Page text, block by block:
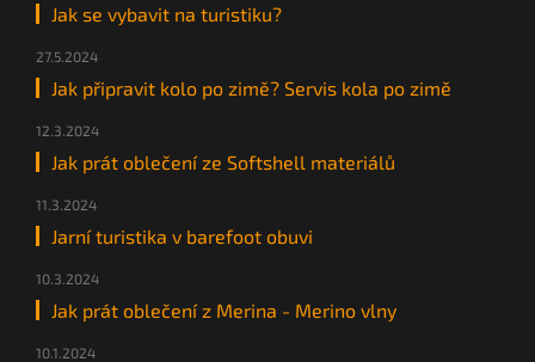
Jak se vybavit na turistiku?
27.5.2024
Jak připravit kolo po zimě? Servis kola po zimě
12.3.2024
Jak prát oblečení ze Softshell materiálů
11.3.2024
Jarní turistika v barefoot obuvi
10.3.2024
Jak prát oblečení z Merina - Merino vlny
10.1.2024